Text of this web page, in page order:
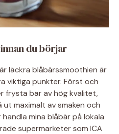
du börjar
läckra blåbärssmoothien är
viktiga punkter. Först och
frysta bär av hög kvalitet,
maximalt av smaken och
mina blåbär på lokala
supermarketer som ICA